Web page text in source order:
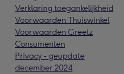
Verklaring toegankelijkheid
Voorwaarden Thuiswinkel
Voorwaarden Greetz
Consumenten
Privacy - geupdate
december 2024